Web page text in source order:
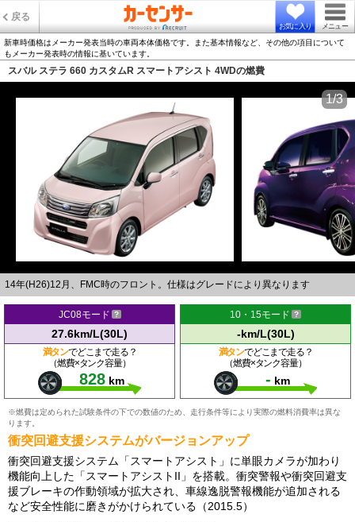
戻る
お気に入り メニュー
新車時価格はメーカー発表当時の車両本体価格です。また基本情報など、その他の項目について
もメーカー発表時の情報に基いています。
スバル ステラ 660 カスタムR スマートアシスト 4WDの燃費
14年(H26)12月、FMC時のフロント。仕様はグレードにより異なります
1/3
JC08モード
27.6km/L(30L)
満タンでどこまで走る？
（燃費×タンク容量）
828 km
10・15モード
-km/L(30L)
満タンでどこまで走る？
（燃費×タンク容量）
- km
※燃費は定められた試験条件の下での数値のため、走行条件等により実際の燃料消費率は異な
ります。
衝突回避支援システムがバージョンアップ
衝突回避支援システム「スマートアシスト」に単眼カメラが加わり
機能向上した「スマートアシストII」を搭載。衝突警報や衝突回避支
援ブレーキの作動領域が拡大され、車線逸脱警報機能が追加される
など安全性能に磨きがかけられている（2015.5）